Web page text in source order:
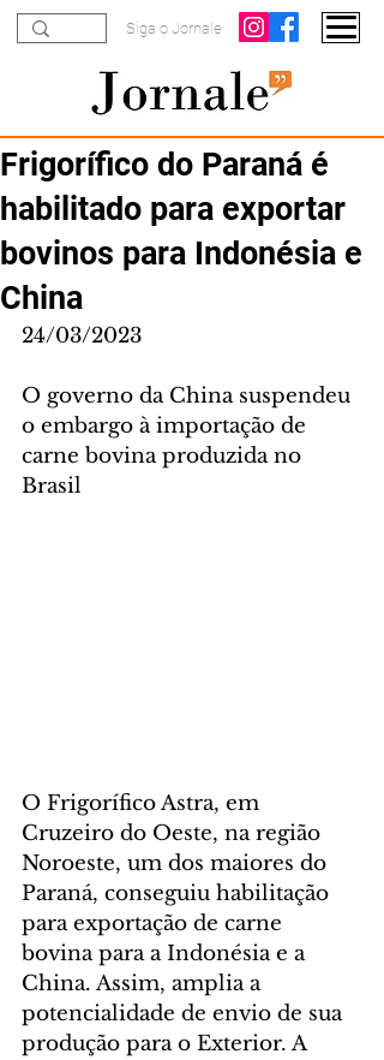
Siga o Jornale
Frigorífico do Paraná é
habilitado para exportar
bovinos para Indonésia e
China
24/03/2023
O governo da China suspendeu
o embargo à importação de
carne bovina produzida no
Brasil
O Frigorífico Astra, em
Cruzeiro do Oeste, na região
Noroeste, um dos maiores do
Paraná, conseguiu habilitação
para exportação de carne
bovina para a Indonésia e a
China. Assim, amplia a
potencialidade de envio de sua
produção para o Exterior. A